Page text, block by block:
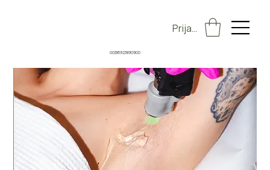
Prijava
00385923890900